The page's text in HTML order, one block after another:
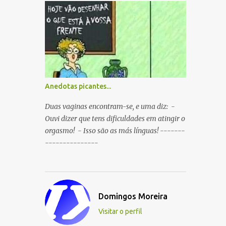
boca ao mesmo tempo. P: O que é que
resulta do cruzamento entre um
Sportinguista e um porco? R: Presunto
rançoso. P: Porque é que o Sporting vai
passar a ser patrocinado pela BP R: Porque a
BP dá...
Anedotas picantes...
Duas vaginas encontram-se, e uma diz: -
Ouvi dizer que tens dificuldades em atingir o
orgasmo! - Isso são as más línguas! -------
---------------
Domingos Moreira
Visitar o perfil